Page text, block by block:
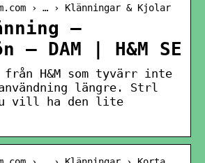
› … › Klänningar & Kjolar
–
– DAM | H&M SE
H&M som tyvärr inte
längre. Strl
vill ha den lite